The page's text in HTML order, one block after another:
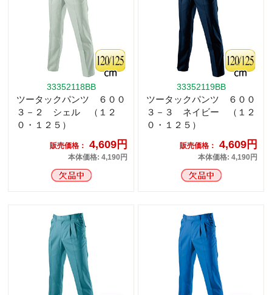
33352118BB
ツータックパンツ ６００
３－２ シェル （１２
０・１２５）
販売価格： 4,609円
本体価格: 4,190円
33352119BB
ツータックパンツ ６００
３－３ ネイビー （１２
０・１２５）
販売価格： 4,609円
本体価格: 4,190円